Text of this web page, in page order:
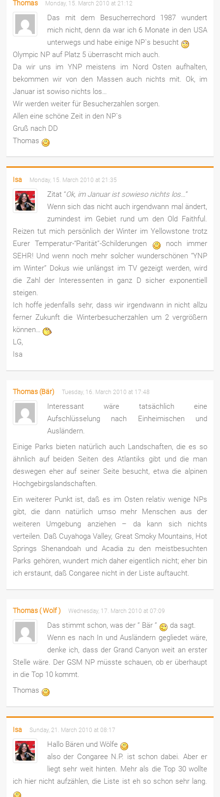
Thomas Monday, 15. March 2010 at 21:12
Das mit dem Besucherrechord 1987 wundert
mich nicht, denn da war ich 6 Monate in den USA
unterwegs und habe einige NP`s besucht
Olympic NP auf Platz 5 überrascht mich auch.
Da wir uns im YNP meistens im Nord Osten aufhalten,
bekommen wir von den Massen auch nichts mit. Ok, im
Januar ist sowiso nichts los…
Wir werden weiter für Besucherzahlen sorgen.
Allen eine schöne Zeit in den NP`s
Gruß nach DD
Thomas
Isa Monday, 15. March 2010 at 21:35
Zitat “Ok, im Januar ist sowieso nichts los…”
Wenn sich das nicht auch irgendwann mal ändert,
zumindest im Gebiet rund um den Old Faithful.
Reizen tut mich persönlich der Winter im Yellowstone trotz
Eurer Temperatur-“Parität”-Schilderungen
noch immer
SEHR! Und wenn noch mehr solcher wunderschönen “YNP
im Winter” Dokus wie unlängst im TV gezeigt werden, wird
die Zahl der Interessenten in ganz D sicher exponentiell
steigen.
Ich hoffe jedenfalls sehr, dass wir irgendwann in nicht allzu
ferner Zukunft die Winterbesucherzahlen um 2 vergrößern
können…
LG,
Isa
Thomas (Bär) Tuesday, 16. March 2010 at 17:48
Interessant wäre tatsächlich eine
Aufschlüsselung nach Einheimischen und
Ausländern.
Einige Parks bieten natürlich auch Landschaften, die es so
ähnlich auf beiden Seiten des Atlantiks gibt und die man
deswegen eher auf seiner Seite besucht, etwa die alpinen
Hochgebirgslandschaften.
Ein weiterer Punkt ist, daß es im Osten relativ wenige NPs
gibt, die dann natürlich umso mehr Menschen aus der
weiteren Umgebung anziehen – da kann sich nichts
verteilen. Daß Cuyahoga Valley, Great Smoky Mountains, Hot
Springs Shenandoah und Acadia zu den meistbesuchten
Parks gehören, wundert mich daher eigentlich nicht; eher bin
ich erstaunt, daß Congaree nicht in der Liste auftaucht.
Thomas ( Wolf ) Wednesday, 17. March 2010 at 07:09
Das stimmt schon, was der ” Bär ”
da sagt.
Wenn es nach In und Ausländern gegliedet wäre,
denke ich, dass der Grand Canyon weit an erster
Stelle wäre. Der GSM NP müsste schauen, ob er überhaupt
in die Top 10 kommt.
Thomas
Isa Sunday, 21. March 2010 at 08:17
Hallo Bären und Wölfe
also der Congaree N.P. ist schon dabei. Aber er
liegt sehr weit hinten. Mehr als die Top 30 wollte
ich hier nicht aufzählen, die Liste ist eh so schon sehr lang.